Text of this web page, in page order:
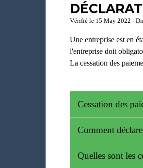
Vérifié le 15 May 2022 -
Une entreprise est en
l'entreprise doit
La cessation des
Cessation des
Comment
Quelles sont les